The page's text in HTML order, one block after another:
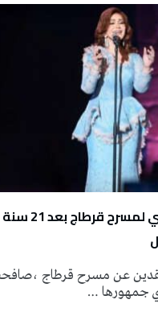
عودة ميادة
عن مسرح قرطاج
جمهورها …